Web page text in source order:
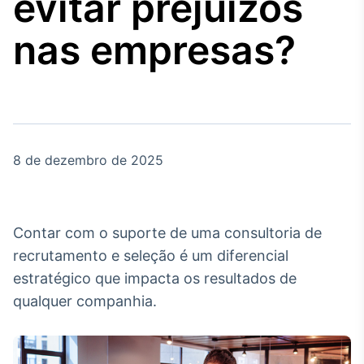
Agro
Tudo sobre o
agronegócio
Broadcast
Energia
O setor de
nas empresas?
8 de dezembro de 2025
Contar com o suporte de uma consultoria de
recrutamento e seleção é um diferencial
estratégico que impacta os resultados de
qualquer companhia.